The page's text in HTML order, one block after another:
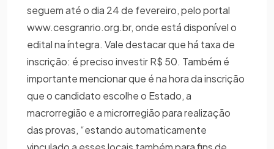
seguem até o dia 24 de fevereiro, pelo portal
www.cesgranrio.org.br, onde está disponível o
edital na íntegra. Vale destacar que há taxa de
inscrição: é preciso investir R$ 50. Também é
importante mencionar que é na hora da inscrição
que o candidato escolhe o Estado, a
macrorregião e a microrregião para realização
das provas, “estando automaticamente